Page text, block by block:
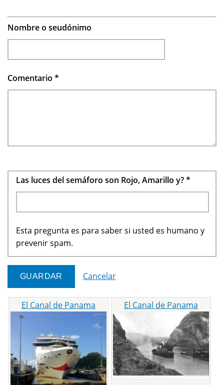
Nombre o seudónimo
Comentario *
Las luces del semáforo son Rojo, Amarillo y?*
Esta pregunta es para saber si usted es humano y
prevenir spam.
Cancelar
El Canal de Panama El Canal de Panama